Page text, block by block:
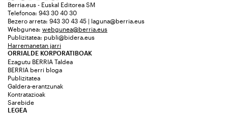
Berria.eus - Euskal Editorea SM
Telefonoa: 943 30 40 30
Bezero arreta: 943 30 43 45 | laguna@berria.eus
Webgunea: webgunea@berria.eus
Publizitatea: publi@bidera.eus
Harremanetan jarri
ORRIALDE KORPORATIBOAK
Ezagutu BERRIA Taldea
BERRIA berri bloga
Publizitatea
Galdera-erantzunak
Kontratazioak
Sarebide
LEGEA